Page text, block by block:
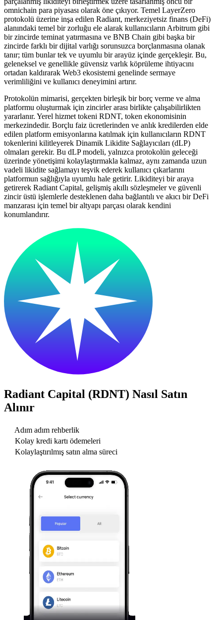
omnichain para piyasası olarak öne çıkıyor. Temel LayerZero
protokolü üzerine inşa edilen Radiant, merkeziyetsiz finans (DeFi)
alanındaki temel bir zorluğu ele alarak kullanıcıların Arbitrum gibi
bir zincirde teminat yatırmasına ve BNB Chain gibi başka bir
zincirde farklı bir dijital varlığı sorunsuzca borçlanmasına olanak
tanır; tüm bunlar tek ve uyumlu bir arayüz içinde gerçekleşir. Bu,
geleneksel ve genellikle güvensiz varlık köprüleme ihtiyacını
ortadan kaldırarak Web3 ekosistemi genelinde sermaye
verimliliğini ve kullanıcı deneyimini artırır.
Protokolün mimarisi, gerçekten birleşik bir borç verme ve alma
platformu oluşturmak için zincirler arası birlikte çalışabilirlikten
yararlanır. Yerel hizmet tokeni RDNT, token ekonomisinin
merkezindedir. Borçlu faiz ücretlerinden ve anlık kredilerden elde
edilen platform emisyonlarına katılmak için kullanıcıların RDNT
tokenlerini kilitleyerek Dinamik Likidite Sağlayıcıları (dLP)
olmaları gerekir. Bu dLP modeli, yalnızca protokolün geleceği
üzerinde yönetişimi kolaylaştırmakla kalmaz, aynı zamanda uzun
vadeli likidite sağlamayı teşvik ederek kullanıcı çıkarlarını
platformun sağlığıyla uyumlu hale getirir. Likiditeyi bir araya
getirerek Radiant Capital, gelişmiş akıllı sözleşmeler ve güvenli
zincir üstü işlemlerle desteklenen daha bağlantılı ve akıcı bir DeFi
manzarası için temel bir altyapı parçası olarak kendini
konumlandırır.
Radiant Capital (RDNT) Nasıl Satın
Alınır
Adım adım rehberlik
Kolay kredi kartı ödemeleri
Kolaylaştırılmış satın alma süreci